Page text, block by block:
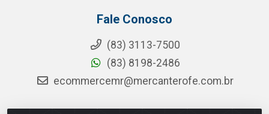
Fale Conosco
(83) 3113-7500
(83) 8198-2486
ecommercemr@mercanterofe.com.br